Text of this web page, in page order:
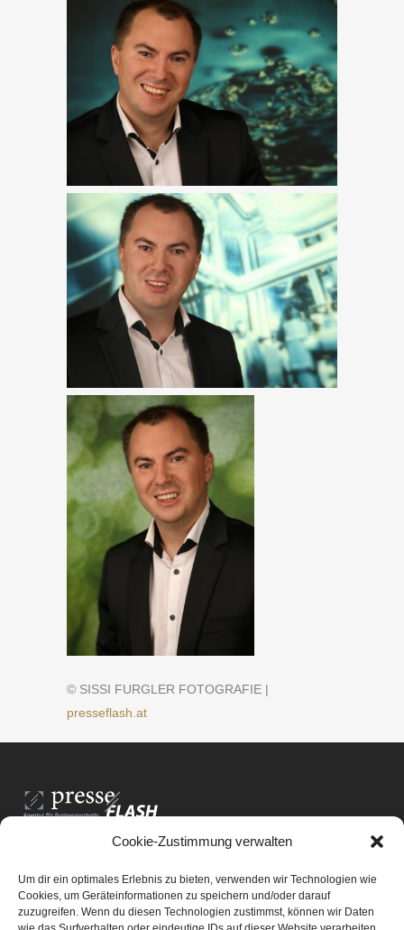
Cookie-Zustimmung verwalten
Um dir ein optimales Erlebnis zu bieten, verwenden wir Technologien wie
Cookies, um Geräteinformationen zu speichern und/oder darauf
zuzugreifen. Wenn du diesen Technologien zustimmst, können wir Daten
© SISSI FURGLER FOTOGRAFIE |
presseflash.at
PresseFlash e.U.
8061 St. Radegund bei Graz
E-Mail-Adresse:office@presseflash.at